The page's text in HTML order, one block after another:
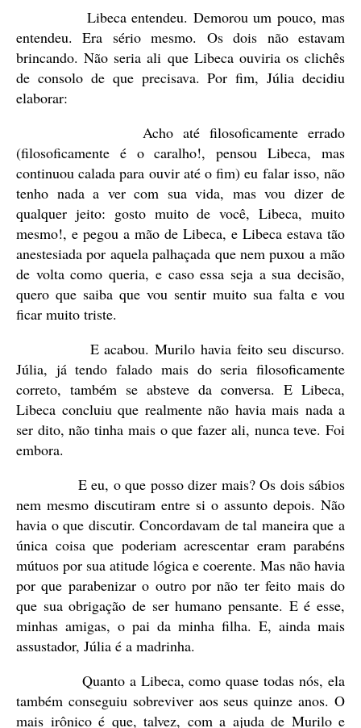
Libeca entendeu. Demorou um pouco, mas
entendeu. Era sério mesmo. Os dois não estavam
brincando. Não seria ali que Libeca ouviria os clichês
de consolo de que precisava. Por fim, Júlia decidiu
elaborar:
Acho até filosoficamente errado
(filosoficamente é o caralho!, pensou Libeca, mas
continuou calada para ouvir até o fim) eu falar isso, não
tenho nada a ver com sua vida, mas vou dizer de
qualquer jeito: gosto muito de você, Libeca, muito
mesmo!, e pegou a mão de Libeca, e Libeca estava tão
anestesiada por aquela palhaçada que nem puxou a mão
de volta como queria, e caso essa seja a sua decisão,
quero que saiba que vou sentir muito sua falta e vou
ficar muito triste.
E acabou. Murilo havia feito seu discurso.
Júlia, já tendo falado mais do seria filosoficamente
correto, também se absteve da conversa. E Libeca,
Libeca concluiu que realmente não havia mais nada a
ser dito, não tinha mais o que fazer ali, nunca teve. Foi
embora.
E eu, o que posso dizer mais? Os dois sábios
nem mesmo discutiram entre si o assunto depois. Não
havia o que discutir. Concordavam de tal maneira que a
única coisa que poderiam acrescentar eram parabéns
mútuos por sua atitude lógica e coerente. Mas não havia
por que parabenizar o outro por não ter feito mais do
que sua obrigação de ser humano pensante. E é esse,
minhas amigas, o pai da minha filha. E, ainda mais
assustador, Júlia é a madrinha.
Quanto a Libeca, como quase todas nós, ela
também conseguiu sobreviver aos seus quinze anos. O
mais irônico é que, talvez, com a ajuda de Murilo e